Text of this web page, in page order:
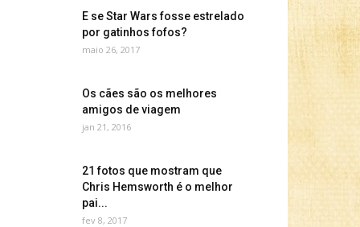
E se Star Wars fosse estrelado
por gatinhos fofos?
maio 26, 2017
Os cães são os melhores
amigos de viagem
jan 21, 2016
21 fotos que mostram que
Chris Hemsworth é o melhor
pai...
fev 8, 2017